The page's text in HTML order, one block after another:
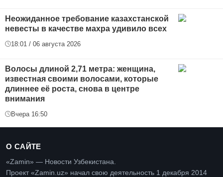
Неожиданное требование казахстанской
невесты в качестве махра удивило всех
18:01 / 06 августа 2026
Волосы длиной 2,71 метра: женщина,
известная своими волосами, которые
длиннее её роста, снова в центре
внимания
Вчера 16:50
О САЙТЕ
«Zamin» — Новости Узбекистана.
Проект «Zamin.uz» начал свою деятельность 1 декабря 2014